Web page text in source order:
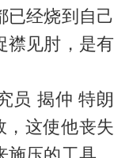
已经烧到自己
襟见肘，是有
员 揭仲 特朗
，这使他丧失
压的工具。